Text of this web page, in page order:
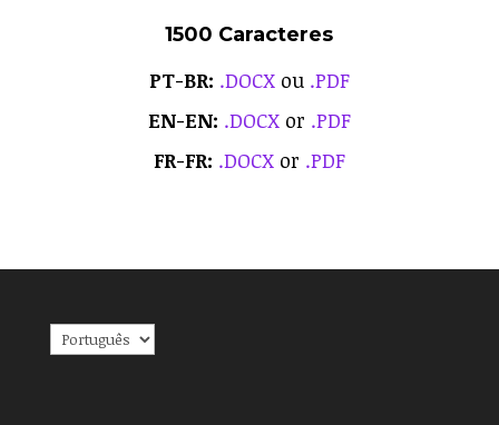
1500 Caracteres
PT-BR: .DOCXou .PDF
EN-EN: .DOCXor .PDF
FR-FR: .DOCXor .PDF
Escolha